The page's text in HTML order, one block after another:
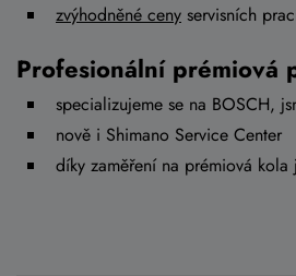
zvýhodněné ceny servisních
Profesionální prémiová
specializujeme se na BOSCH,
nově i Shimano Service Center
díky zaměření na prémiová kola